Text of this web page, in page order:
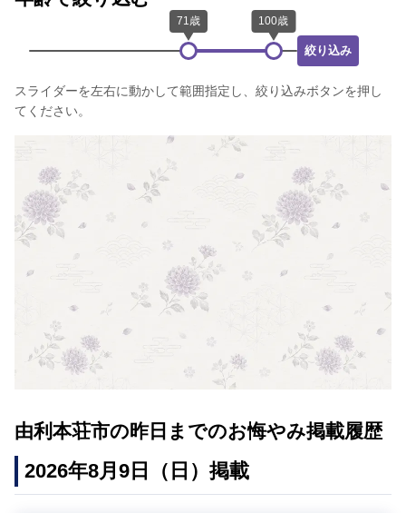
絞り込み
スライダーを左右に動かして範囲指定し、絞り込みボタンを押し
てください。
由利本荘市の昨日までのお悔やみ掲載履歴
2026年8月9日（日）掲載